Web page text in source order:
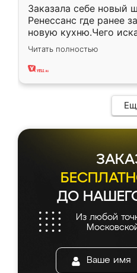
Заказала себе новый
Ренессанс где ранее
новую кухню.Чего
вполне довольна.
два года, нареканий
Читать полностью
ДО
Из любой